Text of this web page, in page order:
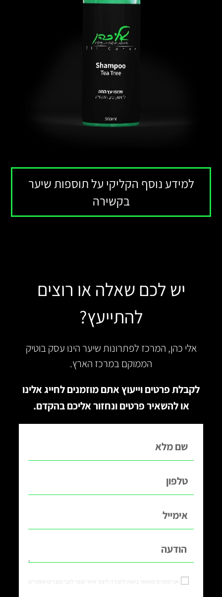
למידע נוסף הקליקי על תוספות שיער
בקשירה
יש לכם שאלה או רוצים
להתייעץ?
אלי כהן, המרכז לפתרונות שיער הינו עסק בוטיק
הממוקם במרכז הארץ.
לקבלת פרטים וייעוץ אתם מוזמנים לחייג אלינו
או להשאיר פרטים ונחזור אליכם בהקדם.